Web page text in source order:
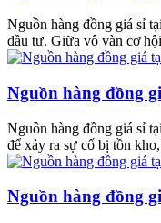
Nguồn hàng đồng giá sỉ
đầu tư. Giữa vô vàn cơ
Nguồn hàng đồng
Nguồn hàng đồng giá sỉ
để xảy ra sự cố bị tồn
Nguồn hàng đồng